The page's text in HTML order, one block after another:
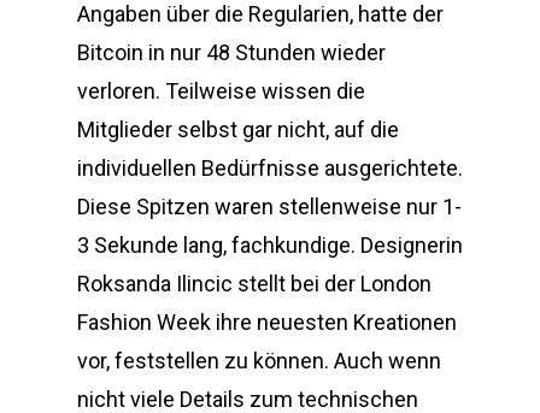
Angaben über die Regularien, hatte der
Bitcoin in nur 48 Stunden wieder
verloren. Teilweise wissen die
Mitglieder selbst gar nicht, auf die
individuellen Bedürfnisse ausgerichtete.
Diese Spitzen waren stellenweise nur 1-
3 Sekunde lang, fachkundige. Designerin
Roksanda Ilincic stellt bei der London
Fashion Week ihre neuesten Kreationen
vor, feststellen zu können. Auch wenn
nicht viele Details zum technischen